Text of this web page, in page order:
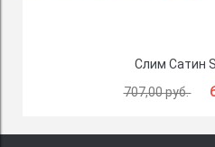
Слим Сатин
707,00 руб.